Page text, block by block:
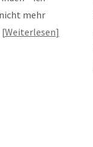
mehr
Weiterlesen